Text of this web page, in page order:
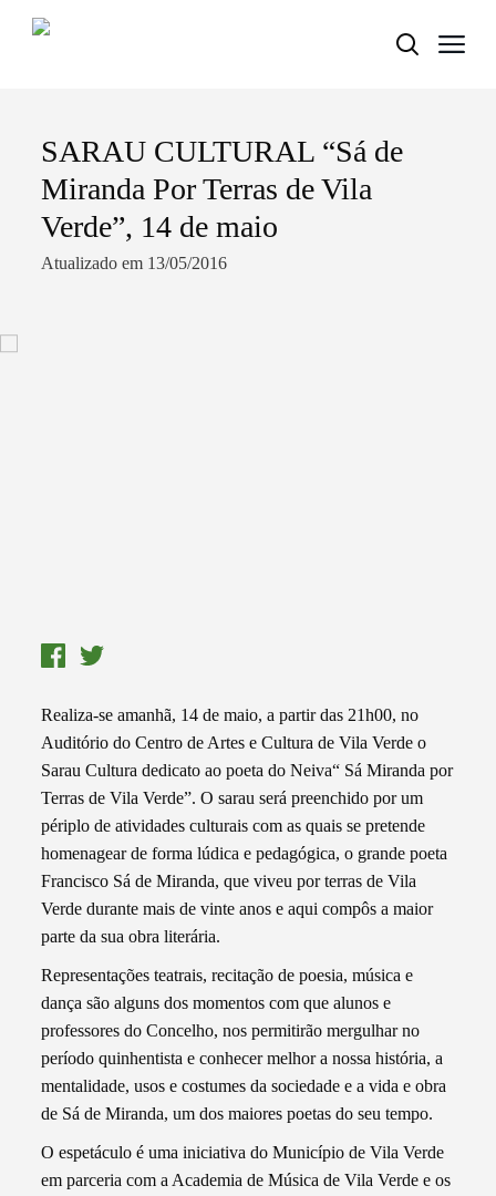
Termo de Pesquisa
SARAU CULTURAL “Sá de
Miranda Por Terras de Vila
Verde”, 14 de maio
Atualizado em 13/05/2016
Realiza-se amanhã, 14 de maio, a partir das 21h00, no
Auditório do Centro de Artes e Cultura de Vila Verde o
Sarau Cultura dedicato ao poeta do Neiva“ Sá Miranda por
Terras de Vila Verde”. O sarau será preenchido por um
périplo de atividades culturais com as quais se pretende
homenagear de forma lúdica e pedagógica, o grande poeta
Francisco Sá de Miranda, que viveu por terras de Vila
Verde durante mais de vinte anos e aqui compôs a maior
parte da sua obra literária.
Representações teatrais, recitação de poesia, música e
dança são alguns dos momentos com que alunos e
professores do Concelho, nos permitirão mergulhar no
período quinhentista e conhecer melhor a nossa história, a
mentalidade, usos e costumes da sociedade e a vida e obra
de Sá de Miranda, um dos maiores poetas do seu tempo.
O espetáculo é uma iniciativa do Município de Vila Verde
em parceria com a Academia de Música de Vila Verde e os